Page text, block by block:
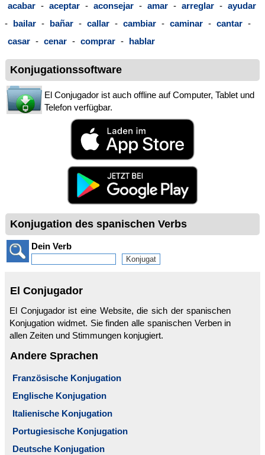
acabar - aceptar - aconsejar - amar - arreglar - ayudar
- bailar - bañar - callar - cambiar - caminar - cantar -
casar - cenar - comprar - hablar
Konjugationssoftware
El Conjugador ist auch offline auf Computer, Tablet und
Telefon verfügbar.
Konjugation des spanischen Verbs
Dein Verb
El Conjugador
El Conjugador ist eine Website, die sich der spanischen
Konjugation widmet. Sie finden alle spanischen Verben in
allen Zeiten und Stimmungen konjugiert.
Andere Sprachen
Französische Konjugation
Englische Konjugation
Italienische Konjugation
Portugiesische Konjugation
Deutsche Konjugation